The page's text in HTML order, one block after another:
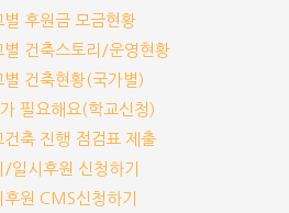
후원금 모금현황
별 건축스토리/운영현황
건축현황(국가별)
필요해요(학교신청)
축 진행 점검표 제출
일시후원 신청하기
원 CMS신청하기